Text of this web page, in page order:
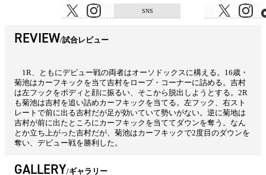
SNS
REVIEW 試合レビュー
1R、ともにデビュー戦の両者はオーソドックスに構える。16歳・
菊池はカーフキックを当て吉村をロープ・コーナーに詰める。吉村
は左フックをボディと顔に振るい、そこから脱出しようとする。2R
も菊池は吉村を追い詰めカーフキックを当てる。左フック、右スト
レートで前に出る吉村だが足が効いていて勢いがない。逆に菊地は
吉村が前に出たところにカーフキックを当ててダウンを奪う。なん
とか立ち上がった吉村だが、菊池はカーフキックで2度目のダウンを
奪い、デビュー戦を勝利した。
GALLERY ギャラリー